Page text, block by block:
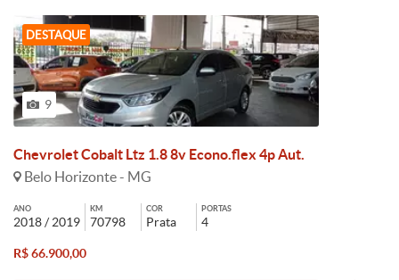
DESTAQUE
9
Chevrolet Cobalt Ltz 1.8 8v Econo.flex 4p Aut.
Belo Horizonte - MG
ANO
2018 / 2019
KM
70798
COR
Prata
PORTAS
4
R$ 66.900,00